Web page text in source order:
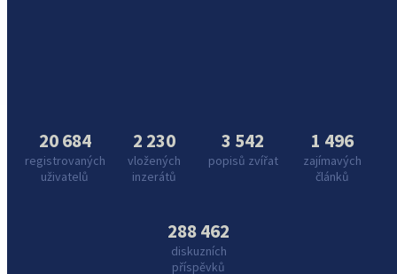
20 684
registrovaných
uživatelů
2 230
vložených
inzerátů
3 542
popisů zvířat
1 496
zajímavých
článků
288 462
diskuzních
příspěvků